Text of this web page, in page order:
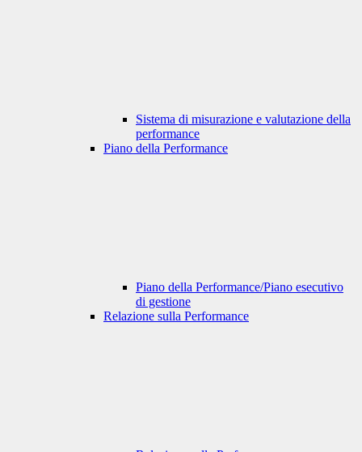
Sistema di misurazione e valutazione della
performance
Piano della Performance
Piano della Performance/Piano esecutivo
di gestione
Relazione sulla Performance